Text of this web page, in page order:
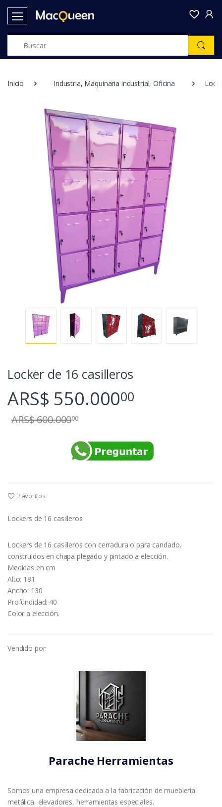
Inicio Industria, Maquinaria industrial, Oficina
Locker de 16 casilleros
ARS$ 550.00000
ARS$ 600.00000
Favoritos
Lockers de 16 casilleros
Lockers de 16 casilleros con cerradura o para candado,
construidos en chapa plegado y pintado a elección.
Medidas en cm
Alto: 181
Ancho: 130
Profundidad: 40
Color a elección.
Vendido por:
Parache Herramientas
Somos una empresa dedicada a la fabricación de mueblería
metálica, elevadores, herramientas especiales.